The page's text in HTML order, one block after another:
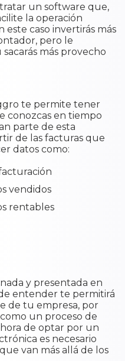
un software que,
la operación
este caso invertirás más
pero le
más provecho
te permite tener
conozcas en tiempo
parte de esta
de las facturas que
datos como:
vendidos
rentables
y presentada en
entender te permitirá
de tu empresa, por
un proceso de
de optar por un
es necesario
van más allá de los